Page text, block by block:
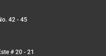
42 - 45
# 20 - 21